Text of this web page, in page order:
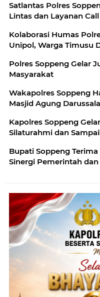
Satlantas Polres
Lintas dan Layanan Call
Kolaborasi Humas
Unipol, Warga Timusu
Polres Soppeng Gelar
Masyarakat
Wakapolres Soppeng
Masjid Agung
Kapolres Soppeng
Silaturahmi dan
Bupati Soppeng
Sinergi Pemerintah